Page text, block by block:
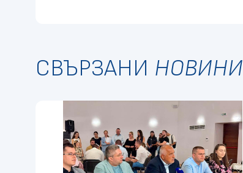
СВЪРЗАНИ НОВИНИ